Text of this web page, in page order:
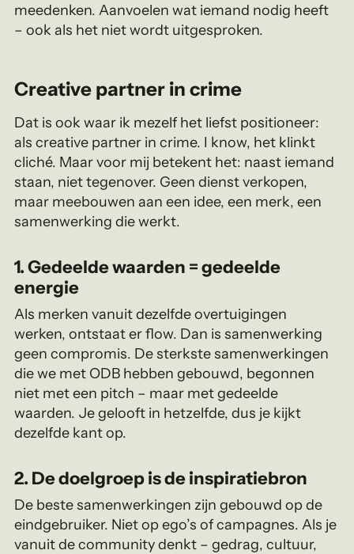
meedenken. Aanvoelen wat iemand nodig heeft
– ook als het niet wordt uitgesproken.
Creative partner in crime
Dat is ook waar ik mezelf het liefst positioneer:
als creative partner in crime. I know, het klinkt
cliché. Maar voor mij betekent het: naast iemand
staan, niet tegenover. Geen dienst verkopen,
maar meebouwen aan een idee, een merk, een
samenwerking die werkt.
1. Gedeelde waarden = gedeelde
energie
Als merken vanuit dezelfde overtuigingen
werken, ontstaat er flow. Dan is samenwerking
geen compromis. De sterkste samenwerkingen
die we met ODB hebben gebouwd, begonnen
niet met een pitch – maar met gedeelde
waarden. Je gelooft in hetzelfde, dus je kijkt
dezelfde kant op.
2. De doelgroep is de inspiratiebron
De beste samenwerkingen zijn gebouwd op de
eindgebruiker. Niet op ego’s of campagnes. Als je
vanuit de community denkt – gedrag, cultuur,